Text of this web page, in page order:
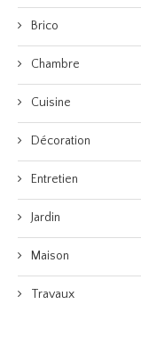
Brico
Chambre
Cuisine
Décoration
Entretien
Jardin
Maison
Travaux